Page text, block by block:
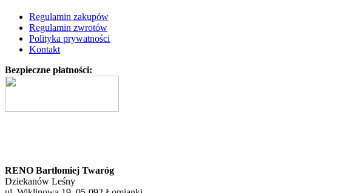
Regulamin zakupów
Regulamin zwrotów
Polityka prywatności
Kontakt
Bezpieczne płatności:
RENO Bartłomiej Twaróg
Dziekanów Leśny